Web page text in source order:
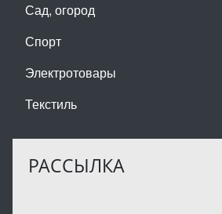
Сад, огород
Спорт
Электротовары
Текстиль
РАССЫЛКА